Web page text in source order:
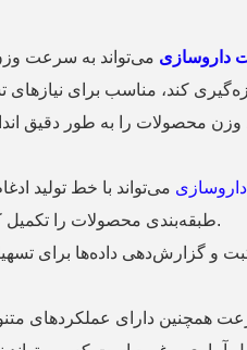
داروسازی می‌تواند به سرعت
می‌تواند با خط تولید
طبقه‌بندی محصولات را تکمیل کرده و راندمان تولید را بهبود بخشد.